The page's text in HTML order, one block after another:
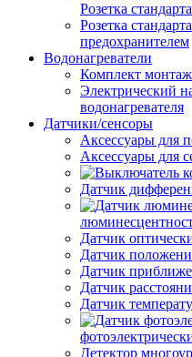
Розетка
Розетка
предохранителем
Водонагреватели
Комплект
Электрический
водонагревателя
Датчики/сенсоры
Аксессуары для
Аксессуары для
Датчик
Датчик
Датчик
Датчик
Датчик
Датчик
Детектор